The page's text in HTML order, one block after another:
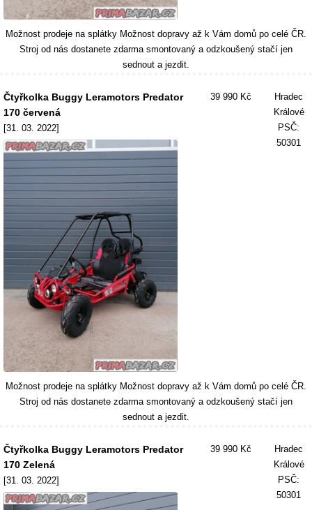
Možnost prodeje na splátky Možnost dopravy až k Vám domů po celé ČR.
Stroj od nás dostanete zdarma smontovaný a odzkoušený stačí jen
sednout a jezdit.
Čtyřkolka Buggy Leramotors Predator
170 červená
[31. 03. 2022]
39 990 Kč
Hradec
Králové
PSČ:
50301
Možnost prodeje na splátky Možnost dopravy až k Vám domů po celé ČR.
Stroj od nás dostanete zdarma smontovaný a odzkoušený stačí jen
sednout a jezdit.
Čtyřkolka Buggy Leramotors Predator
170 Zelená
[31. 03. 2022]
39 990 Kč
Hradec
Králové
PSČ:
50301